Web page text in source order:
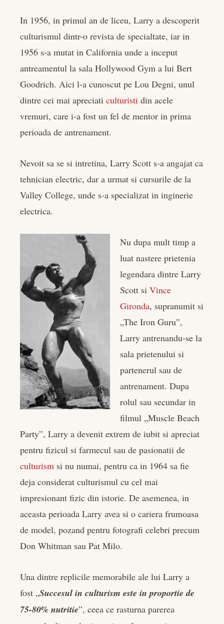
In 1956, in primul an de liceu, Larry a descoperit
culturismul dintr-o revista de specialtate, iar in
1956 s-a mutat in California unde a inceput
antreamentul la sala Hollywood Gym a lui Bert
Goodrich. Aici l-a cunoscut pe Lou Degni, unul
dintre cei mai apreciati culturisti din acele
vremuri, care i-a fost un fel de mentor in prima
perioada de antrenament.
Nevoit sa se si intretina, Larry Scott s-a angajat ca
tehnician electric, dar a urmat si cursurile de la
Valley College, unde s-a specializat in inginerie
electrica.
Nu dupa mult timp a
luat nastere prietenia
legendara dintre Larry
Scott si Vince
Gironda, supranumit si
„The Iron Guru”,
Larry antrenandu-se la
sala prietenului si
partenerul sau de
antrenament. Dupa
rolul sau secundar in
filmul „Muscle Beach
Party”, Larry a devenit extrem de iubit si apreciat
pentru fizicul si farmecul sau de pasionatii de
culturism si nu numai, pentru ca in 1964 sa fie
deja considerat culturismul cu cel mai
impresionant fizic din istorie. De asemenea, in
aceasta perioada Larry avea si o cariera frumoasa
de model, pozand pentru fotografi celebri precum
Don Whitman sau Pat Milo.
Una dintre replicile memorabile ale lui Larry a
fost „Succesul in culturism este in proportie de
75-80% nutritie”, ceea ce rasturna parerea